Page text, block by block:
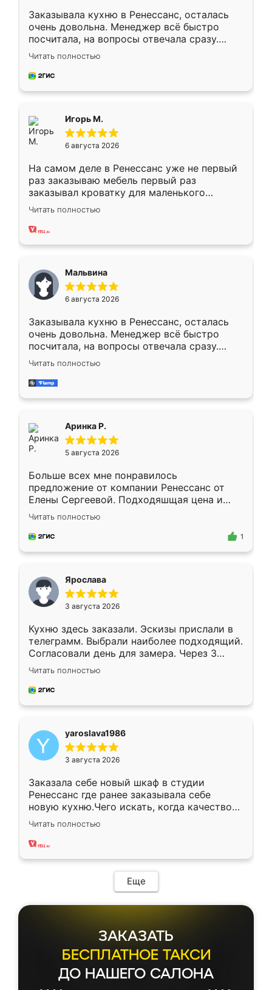
Заказывала кухню в Ренессанс, осталась
очень довольна. Менеджер всё быстро
посчитала, на вопросы отвечала сразу.
Замерщик приехал в субботу, подошёл к
делу со всей ответственностью. Собрали
за день, ребята работали аккуратно, даже
Читать полностью
Игорь М.
6 августа 2026
На самом деле в Ренессанс уже не первый
раз заказываю мебель первый раз
заказывал кроватку для маленького
ребёнка при его рождении ,во второй раз
заказал шкаф-купе. По качеству очень
хорошее сборка достаточно быстрая,
меньше, здесь же он более разнообразный.
Мне нравится ,если что-то потребуется из
мебели буду заказывать только здесь.
Читать полностью
Мальвина
6 августа 2026
Заказывала кухню в Ренессанс, осталась
очень довольна. Менеджер всё быстро
посчитала, на вопросы отвечала сразу.
Замерщик приехал в субботу, подошёл к
делу со всей ответственностью. Собрали
за день, ребята работали аккуратно, даже
Читать полностью
Аринка Р.
5 августа 2026
Больше всех мне понравилось
предложение от компании Ренессанс от
Елены Сергеевой. Подходяшщая цена и
короткие сроки изготовления. Приехавший
для замера сотрудник Владислав
предложил по моему эскизу самый
Читать полностью
1
Ярослава
3 августа 2026
Кухню здесь заказали. Эскизы прислали в
телеграмм. Выбрали наиболее подходящий.
Согласовали день для замера. Через 3
недели кухня была уже готова. Остались
довольны работой. Спасибо Ренессанс
мебель за качественную работу!
Читать полностью
yaroslava1986
3 августа 2026
Заказала себе новый шкаф в студии
Ренессанс где ранее заказывала себе
новую кухню.Чего искать, когда качеством
вполне довольна. Служит кухня уже почти
два года, нареканий нет.
Читать полностью
Еще
ЗАКАЗАТЬ
БЕСПЛАТНОЕ ТАКСИ
ДО НАШЕГО САЛОНА